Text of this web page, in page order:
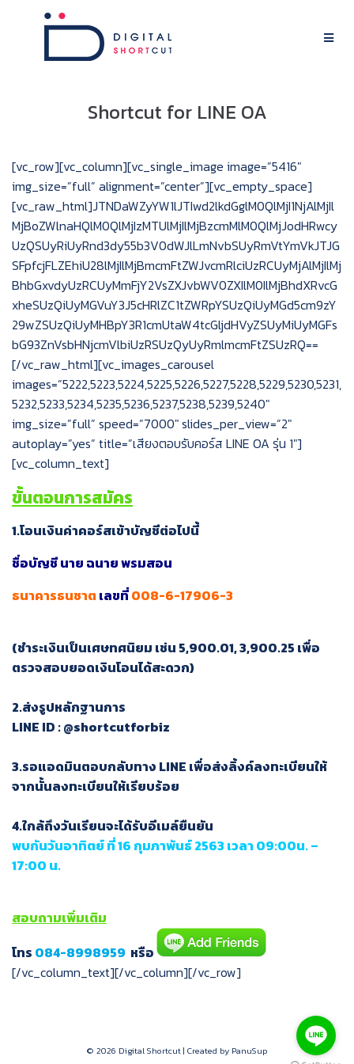
Shortcut for LINE OA
[vc_row][vc_column][vc_single_image image=”5416″
img_size=”full” alignment=”center”][vc_empty_space]
[vc_raw_html]JTNDaWZyYW1lJTIwd2lkdGglM0QlMjI1NjAlMjIl
MjBoZWlnaHQlM0QlMjIzMTUlMjIlMjBzcmMlM0QlMjJodHRwcy
UzQSUyRiUyRnd3dy55b3V0dWJlLmNvbSUyRmVtYmVkJTJG
SFpfcjFLZEhiU28lMjIlMjBmcmFtZWJvcmRlciUzRCUyMjAlMjIlMj
BhbGxvdyUzRCUyMmFjY2VsZXJvbWV0ZXIlM0IlMjBhdXRvcG
xheSUzQiUyMGVuY3J5cHRlZC1tZWRpYSUzQiUyMGd5cm9zY
29wZSUzQiUyMHBpY3R1cmUtaW4tcGljdHVyZSUyMiUyMGFs
bG93ZnVsbHNjcmVlbiUzRSUzQyUyRmlmcmFtZSUzRQ==
[/vc_raw_html][vc_images_carousel
images=”5222,5223,5224,5225,5226,5227,5228,5229,5230,5231,
5232,5233,5234,5235,5236,5237,5238,5239,5240″
img_size=”full” speed=”7000″ slides_per_view=”2″
autoplay=”yes” title=”เสียงตอบรับคอร์ส LINE OA รุ่น 1″]
[vc_column_text]
ขั้นตอนการสมัคร
1.โอนเงินค่าคอร์สเข้าบัญชีต่อไปนี้
ชื่อบัญชี นาย ฉนาย พรมสอน
ธนาคารธนชาต เลขที่008-6-17906-3
(ชำระเงินเป็นเศษทศนิยม เช่น 5,900.01, 3,900.25 เพื่อ
ตรวจสอบยอดเงินโอนได้สะดวก)
2.ส่งรูปหลักฐานการ
LINE ID : @shortcutforbiz
3.รอแอดมินตอบกลับทาง LINE เพื่อส่งลิ้งค์ลงทะเบียนให้
จากนั้นลงทะเบียนให้เรียบร้อย
4.ใกล้ถึงวันเรียนจะได้รับอีเมล์ยืนยัน
พบกันวันอาทิตย์ ที่ 16 กุมภาพันธ์ 2563 เวลา 09:00น. –
17:00 น.
สอบถามเพิ่มเติม
โทร 084-8998959 หรือ
[/vc_column_text][/vc_column][/vc_row]
© 2026 Digital Shortcut | Created by PanuSup